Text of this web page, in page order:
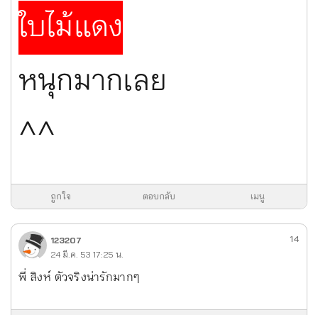
ใบไม้แดง
หนุกมากเลย
^^
ถูกใจ ตอบกลับ เมนู
123207
24 มี.ค. 53 17:25 น.
14
พี่ สิงห์ ตัวจริงน่ารักมากๆ